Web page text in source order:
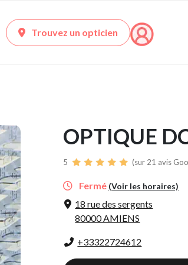
Trouvez un opticien
OPTIQUE
5 (sur 21 avis
Fermé (Voir les horaires)
18 rue des sergents
80000 AMIENS
+33322724612